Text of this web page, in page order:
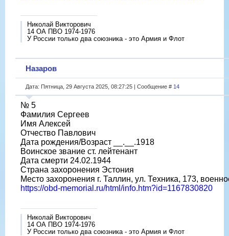
Николай Викторович
14 ОА ПВО 1974-1976
У России только два союзника - это Армия и Флот
Назаров
Дата: Пятница, 29 Августа 2025, 08:27:25 | Сообщение # 14
№ 5
Фамилия Сергеев
Имя Алексей
Отчество Павлович
Дата рождения/Возраст __.__.1918
Воинское звание ст. лейтенант
Дата смерти 24.02.1944
Страна захоронения Эстония
Место захоронения г. Таллин, ул. Техника, 173,
https://obd-memorial.ru/html/info.htm?id=1167830820
Николай Викторович
14 ОА ПВО 1974-1976
У России только два союзника - это Армия и Флот